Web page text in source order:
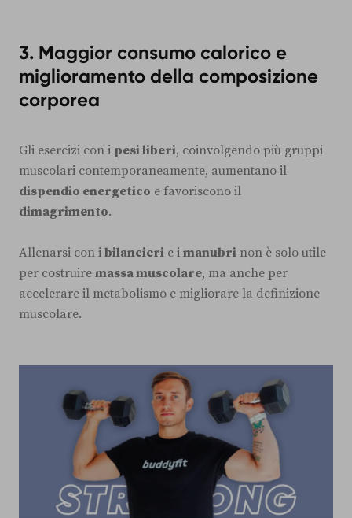
3. Maggior consumo calorico e
miglioramento della composizione
corporea
Gli esercizi con i pesi liberi, coinvolgendo più gruppi
muscolari contemporaneamente, aumentano il
dispendio energetico e favoriscono il
dimagrimento.
Allenarsi con i bilancieri e i manubri non è solo utile
per costruire massa muscolare, ma anche per
accelerare il metabolismo e migliorare la definizione
muscolare.